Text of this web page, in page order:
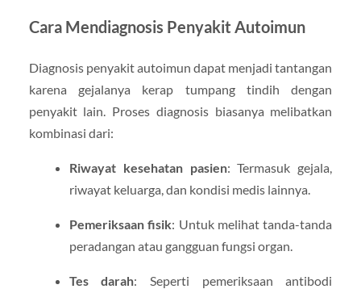
Cara Mendiagnosis Penyakit Autoimun
Diagnosis penyakit autoimun dapat menjadi tantangan
karena gejalanya kerap tumpang tindih dengan
penyakit lain. Proses diagnosis biasanya melibatkan
kombinasi dari:
Riwayat kesehatan pasien: Termasuk gejala,
riwayat keluarga, dan kondisi medis lainnya.
Pemeriksaan fisik: Untuk melihat tanda-tanda
peradangan atau gangguan fungsi organ.
Tes darah: Seperti pemeriksaan antibodi